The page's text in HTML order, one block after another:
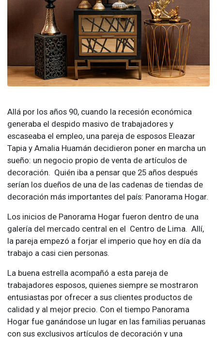
Allá por los años 90, cuando la recesión económica
generaba el despido masivo de trabajadores y
escaseaba el empleo, una pareja de esposos Eleazar
Tapia y Amalia Huamán decidieron poner en marcha un
sueño: un negocio propio de venta de artículos de
decoración. Quién iba a pensar que 25 años después
serían los dueños de una de las cadenas de tiendas de
decoración más importantes del país: Panorama Hogar.
Los inicios de Panorama Hogar fueron dentro de una
galería del mercado central en el Centro de Lima. Allí,
la pareja empezó a forjar el imperio que hoy en día da
trabajo a casi cien personas.
La buena estrella acompañó a esta pareja de
trabajadores esposos, quienes siempre se mostraron
entusiastas por ofrecer a sus clientes productos de
calidad y al mejor precio. Con el tiempo Panorama
Hogar fue ganándose un lugar en las familias peruanas
con sus exclusivos artículos de decoración y una